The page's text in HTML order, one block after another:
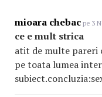
mioara chebac pe 3
ce e mult strica
atit de multe pareri
pe toata lumea